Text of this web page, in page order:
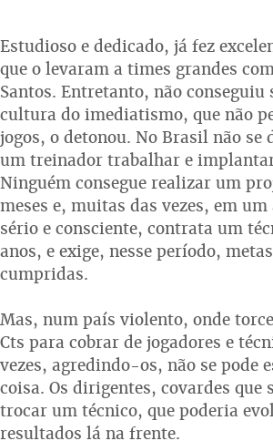
Estudioso e dedicado, já fez
que o levaram a times grandes
Santos. Entretanto, não
cultura do imediatismo, que não
jogos, o detonou. No Brasil não se
um treinador trabalhar e
Ninguém consegue realizar um
meses e, muitas das vezes, em
sério e consciente, contrata um
anos, e exige, nesse período,
cumpridas.
Mas, num país violento, onde
Cts para cobrar de jogadores e
vezes, agredindo-os, não se pode
coisa. Os dirigentes, covardes que
trocar um técnico, que poderia
resultados lá na frente.